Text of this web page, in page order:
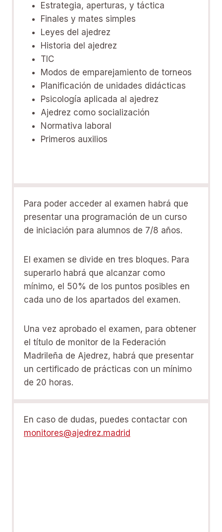
Estrategia, aperturas, y táctica
Finales y mates simples
Leyes del ajedrez
Historia del ajedrez
TIC
Modos de emparejamiento de torneos
Planificación de unidades didácticas
Psicología aplicada al ajedrez
Ajedrez como socialización
Normativa laboral
Primeros auxilios
Para poder acceder al examen habrá que
presentar una programación de un curso
de iniciación para alumnos de 7/8 años.
El examen se divide en tres bloques. Para
superarlo habrá que alcanzar como
mínimo, el 50% de los puntos posibles en
cada uno de los apartados del examen.
Una vez aprobado el examen, para obtener
el título de monitor de la Federación
Madrileña de Ajedrez, habrá que presentar
un certificado de prácticas con un mínimo
de 20 horas.
En caso de dudas, puedes contactar con
monitores@ajedrez.madrid